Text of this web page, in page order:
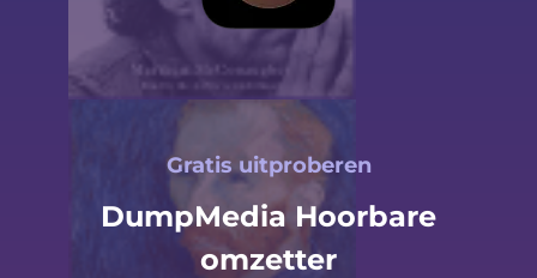
Gratis uitproberen
DumpMedia Hoorbare
omzetter